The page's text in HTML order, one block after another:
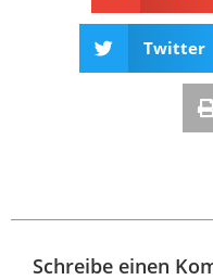
Twitter
Schreibe einen